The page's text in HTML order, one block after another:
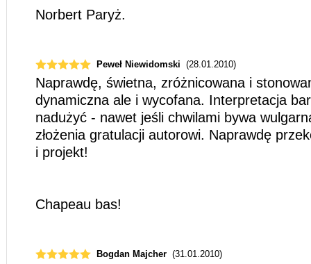
Norbert Paryż.
Peweł Niewidomski (28.01.2010)
Naprawdę, świetna, zróżnicowana i
dynamiczna ale i wycofana. Interpretacja
nadużyć - nawet jeśli chwilami bywa
złożenia gratulacji autorowi. Naprawdę
i projekt!
Chapeau bas!
Bogdan Majcher (31.01.2010)